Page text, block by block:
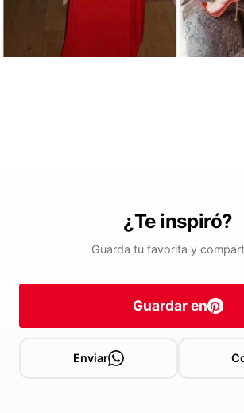
¿Te inspiró?
Guarda tu favorita y
Guardar en
Enviar